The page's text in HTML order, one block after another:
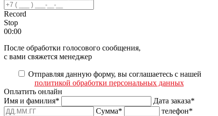
Record
Stop
00:00
После обработки голосового сообщения,
с вами свяжется менеджер
Отправляя данную форму, вы соглашаетесь с нашей
политикой обработки персональных данных
Оплатить онлайн
Имя и фамилия*
Дата заказа*
Сумма*
телефон*